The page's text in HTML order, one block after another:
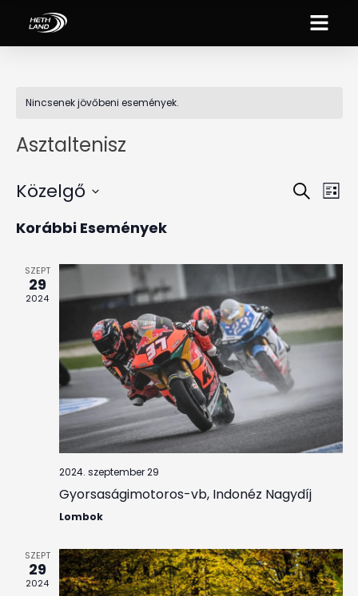
Nincsenek jövőbeni események.
Asztaltenisz
nézet
Keresett
Lista
Közelgő
kiválasztása.
Korábbi Események
SZEPT
29
2024
2024. szeptember 29
Gyorsaságimotoros-vb, Indonéz Nagydíj
Lombok
SZEPT
29
2024